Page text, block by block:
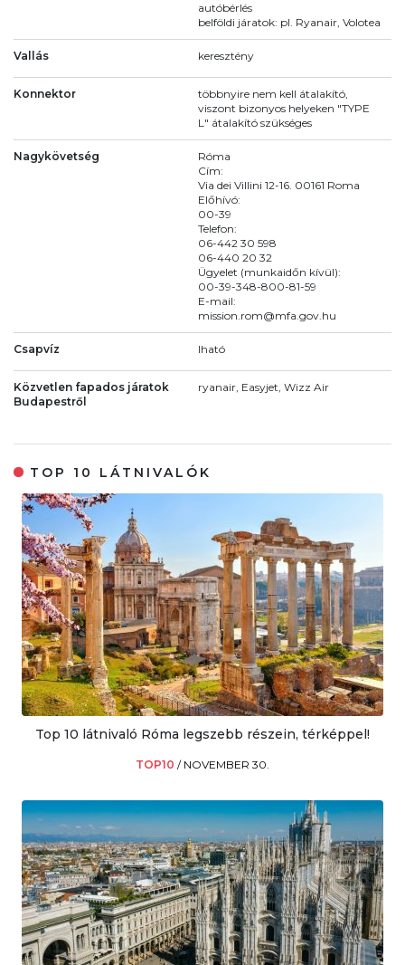
autóbérlés
belföldi járatok: pl. Ryanair, Volotea
Vallás keresztény
Konnektor
többnyire nem kell átalakító,
viszont bizonyos helyeken "TYPE
L" átalakító szükséges
Nagykövetség
Róma
Cím:
Via dei Villini 12-16. 00161 Roma
Előhívó:
00-39
Telefon:
06-442 30 598
06-440 20 32
Ügyelet (munkaidőn kívül):
00-39-348-800-81-59
E-mail:
mission.rom@mfa.gov.hu
Csapvíz Iható
Közvetlen fapados járatok
Budapestről
ryanair, Easyjet, Wizz Air
TOP 10 LÁTNIVALÓK
Top 10 látnivaló Róma legszebb részein, térképpel!
TOP10 / NOVEMBER 30.